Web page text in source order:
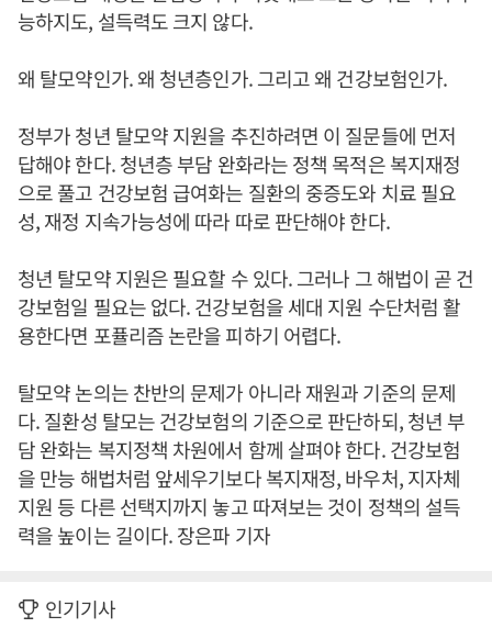
능하지도, 설득력도 크지 않다.
왜 탈모약인가. 왜 청년층인가. 그리고 왜 건강보험인가.
정부가 청년 탈모약 지원을 추진하려면 이 질문들에 먼저
답해야 한다. 청년층 부담 완화라는 정책 목적은 복지재정
으로 풀고 건강보험 급여화는 질환의 중증도와 치료 필요
성, 재정 지속가능성에 따라 따로 판단해야 한다.
청년 탈모약 지원은 필요할 수 있다. 그러나 그 해법이 곧 건
강보험일 필요는 없다. 건강보험을 세대 지원 수단처럼 활
용한다면 포퓰리즘 논란을 피하기 어렵다.
탈모약 논의는 찬반의 문제가 아니라 재원과 기준의 문제
다. 질환성 탈모는 건강보험의 기준으로 판단하되, 청년 부
담 완화는 복지정책 차원에서 함께 살펴야 한다. 건강보험
을 만능 해법처럼 앞세우기보다 복지재정, 바우처, 지자체
지원 등 다른 선택지까지 놓고 따져보는 것이 정책의 설득
력을 높이는 길이다. 장은파 기자
인기기사